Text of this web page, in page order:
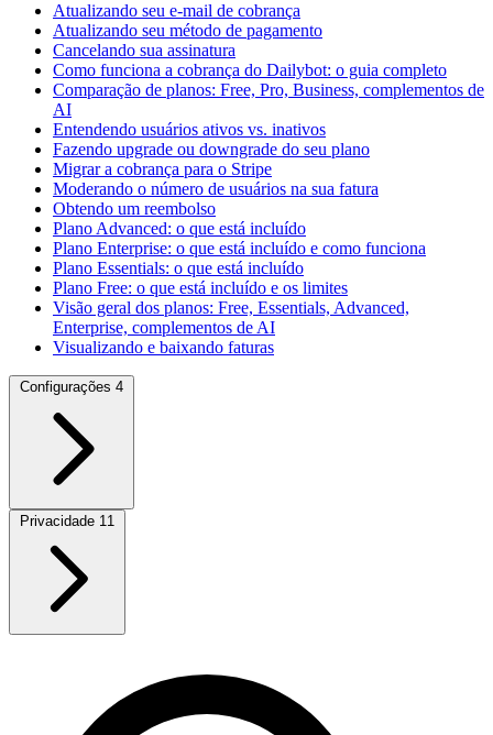
Atualizando seu e-mail de cobrança
Atualizando seu método de pagamento
Cancelando sua assinatura
Como funciona a cobrança do Dailybot: o guia completo
Comparação de planos: Free, Pro, Business, complementos de
AI
Entendendo usuários ativos vs. inativos
Fazendo upgrade ou downgrade do seu plano
Migrar a cobrança para o Stripe
Moderando o número de usuários na sua fatura
Obtendo um reembolso
Plano Advanced: o que está incluído
Plano Enterprise: o que está incluído e como funciona
Plano Essentials: o que está incluído
Plano Free: o que está incluído e os limites
Visão geral dos planos: Free, Essentials, Advanced,
Enterprise, complementos de AI
Visualizando e baixando faturas
Configurações 4
Privacidade 11